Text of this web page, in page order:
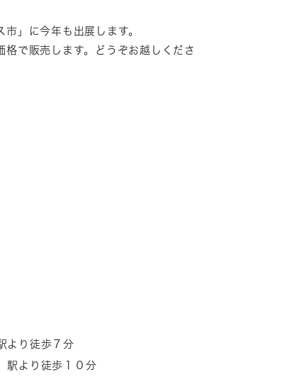
」に今年も出展します。
で販売します。どうぞお越しくださ
より徒歩７分
駅より徒歩１０分